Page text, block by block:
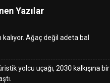
Yazılar
Ağaç değil adeta bal
yolcu uçağı, 2030 kalkışına bir